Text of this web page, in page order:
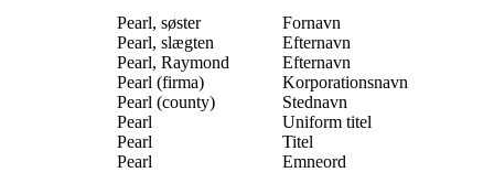
Pearl, søster
Fornavn
Pearl, slægten
Efternavn
Pearl, Raymond
Efternavn
Pearl (firma)
Korporationsnavn
Pearl (county)
Stednavn
Pearl
Uniform titel
Pearl
Titel
Pearl
Emneord